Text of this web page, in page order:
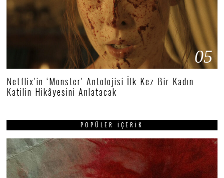
05
Netflix’in ‘Monster’ Antolojisi İlk Kez Bir Kadın
Katilin Hikâyesini Anlatacak
POPÜLER İÇERIK